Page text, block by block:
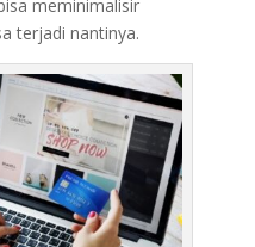
meminimalisir
terjadi nantinya.